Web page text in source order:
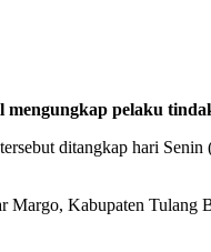
pelaku
ditangkap hari
Margo, Kabupaten Tulang